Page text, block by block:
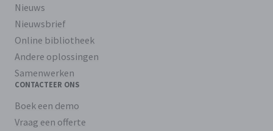
Nieuws
Nieuwsbrief
Online bibliotheek
Andere oplossingen
Samenwerken
CONTACTEER ONS
Boek een demo
Vraag een offerte